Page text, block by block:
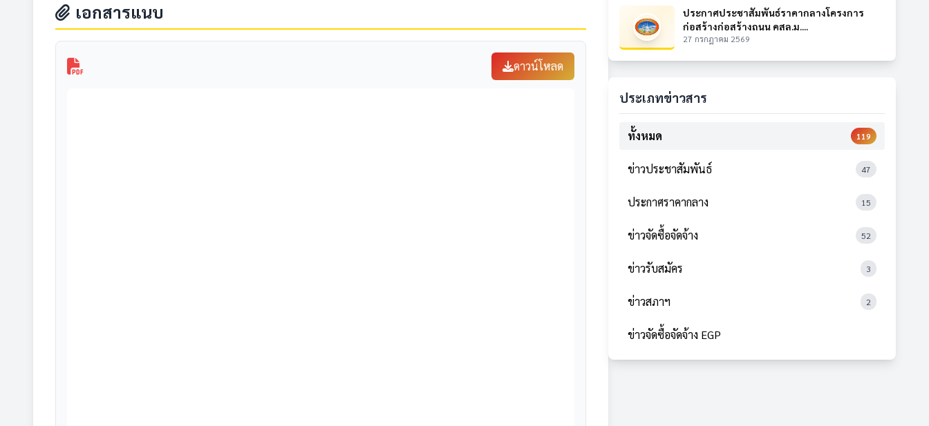
เอกสารแนบ
ดาวน์โหลด
ประกาศประชาสัมพันธ์ราคากลางโครงการ
ก่อสร้างก่อสร้างถนน คสล.ม....
27 กรกฎาคม 2569
ประเภทข่าวสาร
ทั้งหมด 119
ข่าวประชาสัมพันธ์ 47
ประกาศราคากลาง 15
ข่าวจัดซื้อจัดจ้าง 52
ข่าวรับสมัคร 3
ข่าวสภาฯ 2
ข่าวจัดซื้อจัดจ้าง EGP